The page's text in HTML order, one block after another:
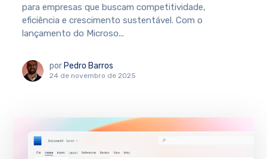
para empresas que buscam competitividade,
eficiência e crescimento sustentável. Com o
lançamento do Microso...
por Pedro Barros
24 de novembro de 2025